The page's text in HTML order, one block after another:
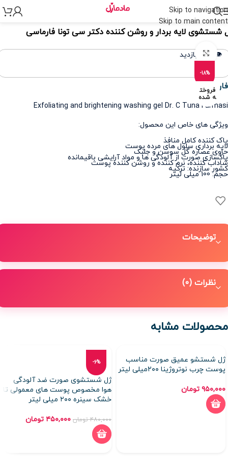
Skip to navigation
Skip to main content
> مراقبت پوست
شستشوی لایه بردار و روشن کننده دکتر سی تونا فارماسی
👁️ 376 بازدید
-18%
فروخت
ه شده
برای بزرگنمایی کلیک کنید
فارماسی
Exfoliating and brightening washing gel Dr. C Tuna Farmasi
ویژگی های خاص این محصول:
پاک کننده کامل منافذ
لایه برداری سلول های مرده پوست
حاوی عصاره گل سوسن و جلبک
پاکسازی صورت از آلودگی ها و مواد آرایشی باقیمانده
شاداب کننده، نرم کننده و روشن کننده پوست
کشور سازنده: ترکیه
حجم: 100 میلی لیتر
توضیحات
نظرات (0)
محصولات مشابه
ژل شستشو عمیق صورت مناسب
پوست چرب نوتروژینا ۲۰۰میلی لیتر
۹۵۰,۰۰۰ تومان
-6%
ژل شستشوی صورت ضد آلودگی
هوا مخصوص پوست های معمولی تا
خشک سینره ۲۰۰ میلی لیتر
۴۸۰,۰۰۰ تومان ۴۵۰,۰۰۰ تومان